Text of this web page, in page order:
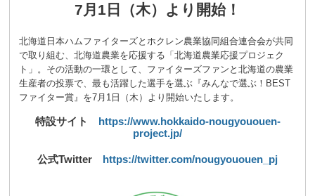
7 月 1 日（木）より開始！
北海道日本ハムファイターズとホクレン農業協同組合連合会が共同
で取り組む、北海道農業を応援する「北海道農業応援プロジェク
ト」。その活動の一環として、ファイターズファンと北海道の農業
生産者の投票で、最も活躍した選手を選ぶ『みんなで選ぶ！BEST
ファイター賞』を7月1日（木）より開始いたします。
特設サイト
https://www.hokkaido-nougyououen-
project.jp/
公式Twitter https://twitter.com/nougyououen_pj